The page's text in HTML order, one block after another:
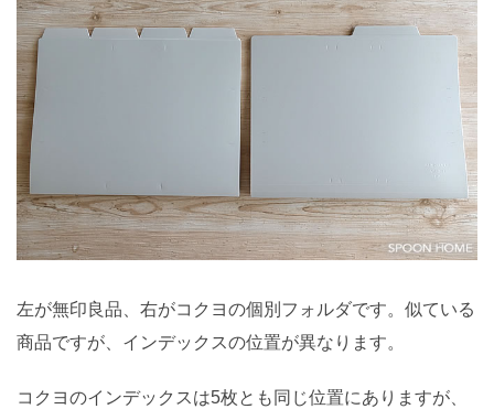
左が無印良品、右がコクヨの個別フォルダです。似ている
商品ですが、インデックスの位置が異なります。
コクヨのインデックスは5枚とも同じ位置にありますが、